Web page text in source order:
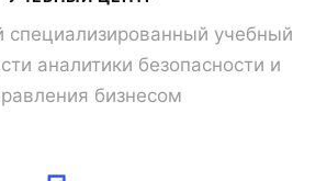
специализированный учебный
аналитики безопасности и
бизнесом